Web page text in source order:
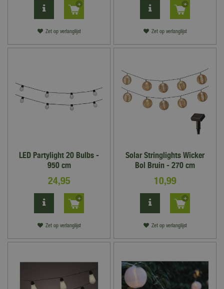
Zet op verlanglijst Zet op verlanglijst
LED Partylight 20 Bulbs -
950 cm
24,95
Zet op verlanglijst
Solar Stringlights Wicker
Bol Bruin - 270 cm
10,99
Zet op verlanglijst